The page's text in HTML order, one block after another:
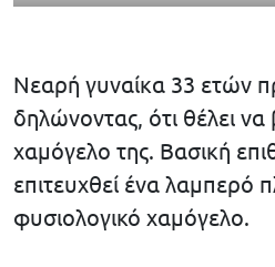
Νεαρή γυναίκα 33 ετών
δηλώνοντας, ότι θέλει να
χαμόγελο της. Βασική
επιτευχθεί ένα λαμπερό
φυσιολογικό χαμόγελο.